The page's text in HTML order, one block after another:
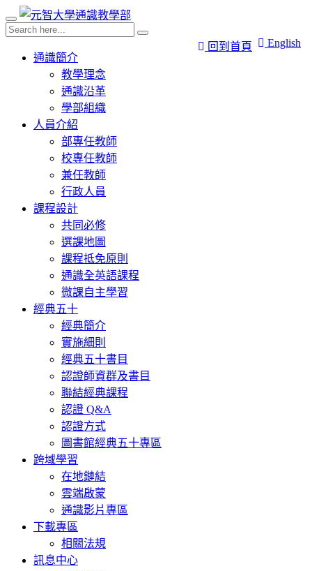
English
回到首頁
通識簡介
教學理念
通識沿革
學部組織
人員介紹
部專任教師
校專任教師
兼任教師
行政人員
課程設計
共同必修
選課地圖
課程抵免原則
通識全英語課程
微課自主學習
經典五十
經典簡介
實施細則
經典五十書目
認證師資群及書目
聯結經典課程
認證 Q&A
認證方式
圖書館經典五十專區
跨域學習
在地鏈結
雲端啟蒙
通識影片專區
下載專區
相關法規
訊息中心